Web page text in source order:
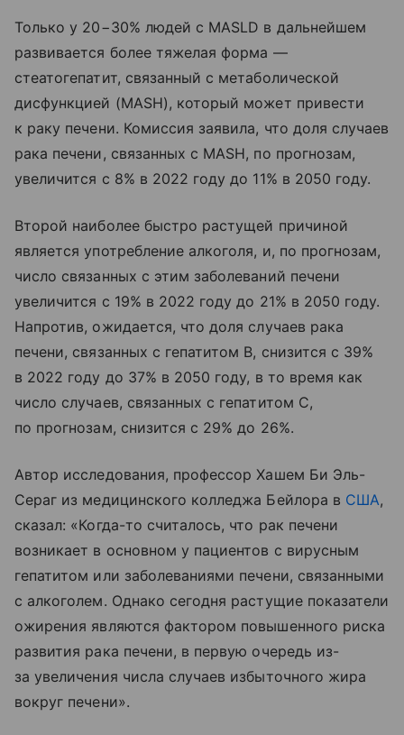
Только у 20−30% людей с MASLD в дальнейшем
развивается более тяжелая форма —
стеатогепатит, связанный с метаболической
дисфункцией (MASH), который может привести
к раку печени. Комиссия заявила, что доля случаев
рака печени, связанных с MASH, по прогнозам,
увеличится с 8% в 2022 году до 11% в 2050 году.
Второй наиболее быстро растущей причиной
является употребление алкоголя, и, по прогнозам,
число связанных с этим заболеваний печени
увеличится с 19% в 2022 году до 21% в 2050 году.
Напротив, ожидается, что доля случаев рака
печени, связанных с гепатитом В, снизится с 39%
в 2022 году до 37% в 2050 году, в то время как
число случаев, связанных с гепатитом С,
по прогнозам, снизится с 29% до 26%.
Автор исследования, профессор Хашем Би Эль-
Сераг из медицинского колледжа Бейлора в США,
сказал: «Когда-то считалось, что рак печени
возникает в основном у пациентов с вирусным
гепатитом или заболеваниями печени, связанными
с алкоголем. Однако сегодня растущие показатели
ожирения являются фактором повышенного риска
развития рака печени, в первую очередь из-
за увеличения числа случаев избыточного жира
вокруг печени».